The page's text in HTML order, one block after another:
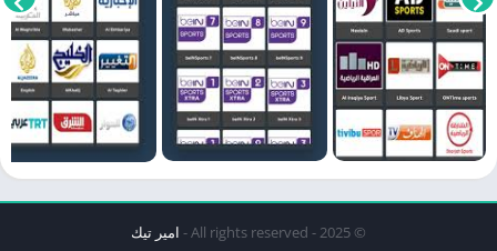
© 2025 - All rights reserved - امير تيك